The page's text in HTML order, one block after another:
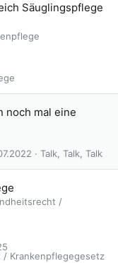
Säuglingspflege
noch mal eine
Talk, Talk, Talk
/
Krankenpflegegesetz